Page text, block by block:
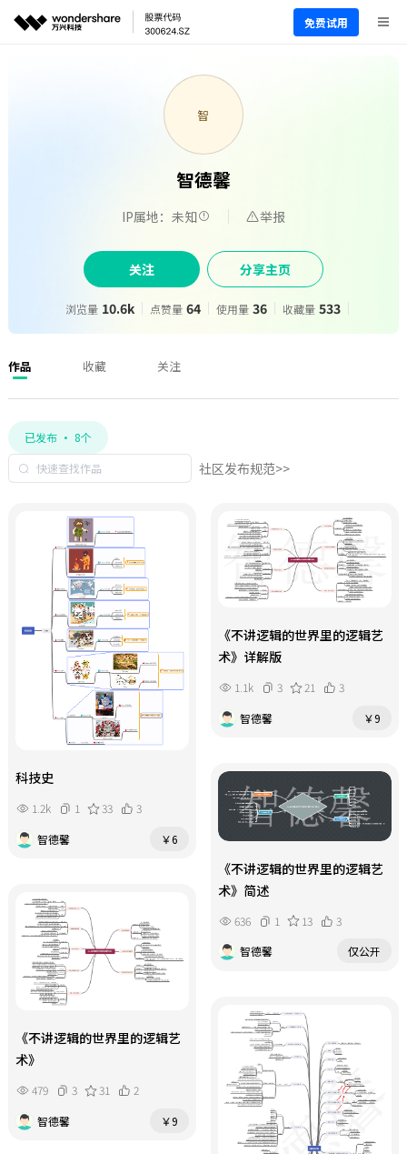
免费试用
智
智德馨
IP属地：未知 举报
关注 分享主页
浏览量 10.6k 点赞量 64 使用量 36 收藏量 533
作品 收藏 关注
已发布 · 8个
社区发布规范>>
科技史
1.2k 1 33
3
智德馨
￥6
《不讲逻辑的世界里的逻辑艺
术》详解版
1.1k 3 21
3
智德馨
￥9
《不讲逻辑的世界里的逻辑艺
术》简述
636 1 13
3
智德馨
仅公开
《不讲逻辑的世界里的逻辑艺
术》
479 3 31
2
智德馨
￥9